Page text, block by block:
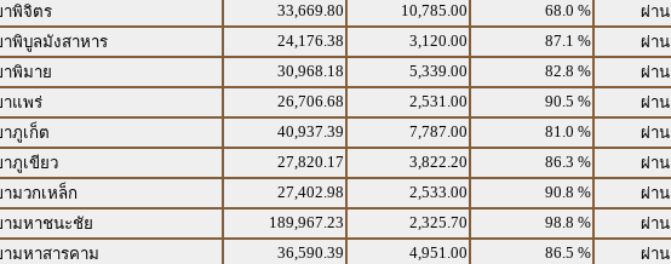
าพิจิตร
33,669.80 10,785.00 68.0 % ผ่าน
พิบูลมังสาหาร
24,176.38 3,120.00 87.1 % ผ่าน
าพิมาย
30,968.18 5,339.00 82.8 % ผ่าน
าแพร่
26,706.68 2,531.00 90.5 % ผ่าน
ภูเก็ต
40,937.39 7,787.00 81.0 % ผ่าน
ภูเขียว
27,820.17 3,822.20 86.3 % ผ่าน
มวกเหล็ก
27,402.98 2,533.00 90.8 % ผ่าน
ามหาชนะชัย
189,967.23 2,325.70 98.8 % ผ่าน
มหาสารคาม
36,590.39 4,951.00 86.5 % ผ่าน